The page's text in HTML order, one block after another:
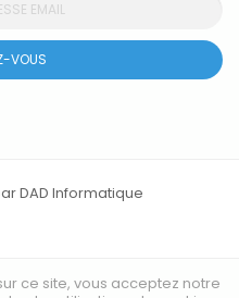
VOUS
DAD Informatique
ce site, vous acceptez notre